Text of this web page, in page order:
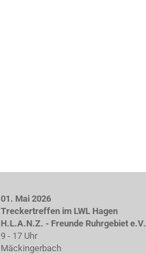
01. Mai 2026
Treckertreffen im LWL Hagen
H.L.A.N.Z. - Freunde Ruhrgebiet e.V.
9 - 17 Uhr
Mäckingerbach